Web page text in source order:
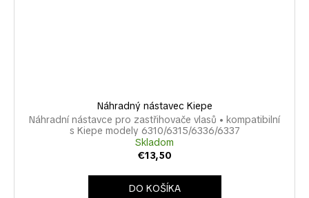
Náhradný nástavec Kiepe
Náhradní nástavce pro zastřihovače vlasů • kompatibilní
s Kiepe modely 6310/6315/6336/6337
Skladom
€13,50
DO KOŠÍKA